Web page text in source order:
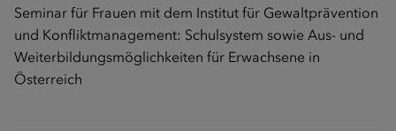
Seminar für Frauen mit dem Institut für Gewaltprävention
und Konfliktmanagement: Schulsystem sowie Aus- und
Weiterbildungsmöglichkeiten für Erwachsene in
Österreich